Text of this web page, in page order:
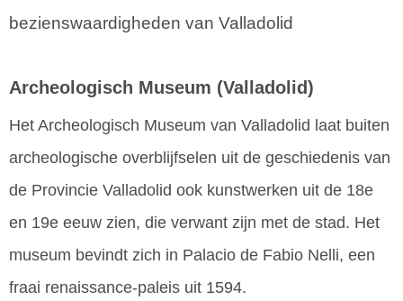
bezienswaardigheden van Valladolid
Archeologisch Museum (Valladolid)
Het Archeologisch Museum van Valladolid laat buiten
archeologische overblijfselen uit de geschiedenis van
de Provincie Valladolid ook kunstwerken uit de 18e
en 19e eeuw zien, die verwant zijn met de stad. Het
museum bevindt zich in Palacio de Fabio Nelli, een
fraai renaissance-paleis uit 1594.